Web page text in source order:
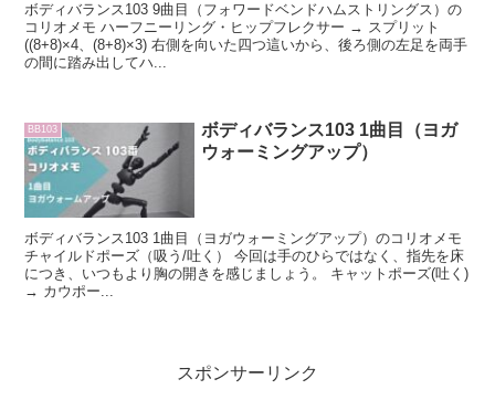
ボディバランス103 9曲目（フォワードベンドハムストリングス）の
コリオメモ ハーフニーリング・ヒップフレクサー → スプリット
((8+8)×4、(8+8)×3) 右側を向いた四つ這いから、後ろ側の左足を両手
の間に踏み出してハ...
BB103
ボディバランス103 1曲目（ヨガ
ウォーミングアップ）
ボディバランス103 1曲目（ヨガウォーミングアップ）のコリオメモ
チャイルドポーズ（吸う/吐く） 今回は手のひらではなく、指先を床
につき、いつもより胸の開きを感じましょう。 キャットポーズ(吐く)
→ カウポー...
スポンサーリンク